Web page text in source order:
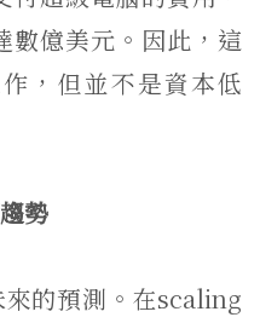
數億美元。因此，這
，但並不是資本低
勢
的預測。在scaling